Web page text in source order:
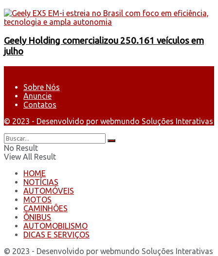
Geely Holding comercializou 250.161 veículos em
julho
Sobre Nós
Anuncie
Contatos
© 2023 - Desenvolvido por webmundo Soluções Interativas
No Result
View All Result
HOME
NOTÍCIAS
AUTOMÓVEIS
MOTOS
CAMINHÕES
ÔNIBUS
AUTOMOBILISMO
DICAS E SERVIÇOS
© 2023 - Desenvolvido por webmundo Soluções Interativas